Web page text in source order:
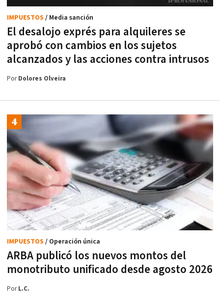
El desalojo exprés para alquileres se
aprobó con cambios en los sujetos
alcanzados y las acciones contra intrusos
IMPUESTOS / Media sanción
PorDolores Olveira
ARBA publicó los nuevos montos del
monotributo unificado desde agosto 2026
IMPUESTOS / Operación única
PorL.C.